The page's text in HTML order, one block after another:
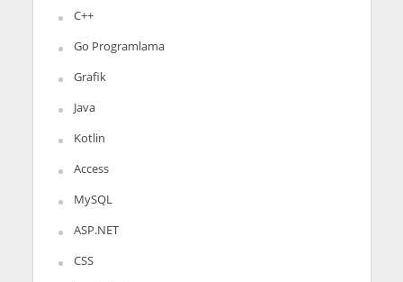
C++
Go Programlama
Grafik
Java
Kotlin
Access
MySQL
ASP.NET
CSS